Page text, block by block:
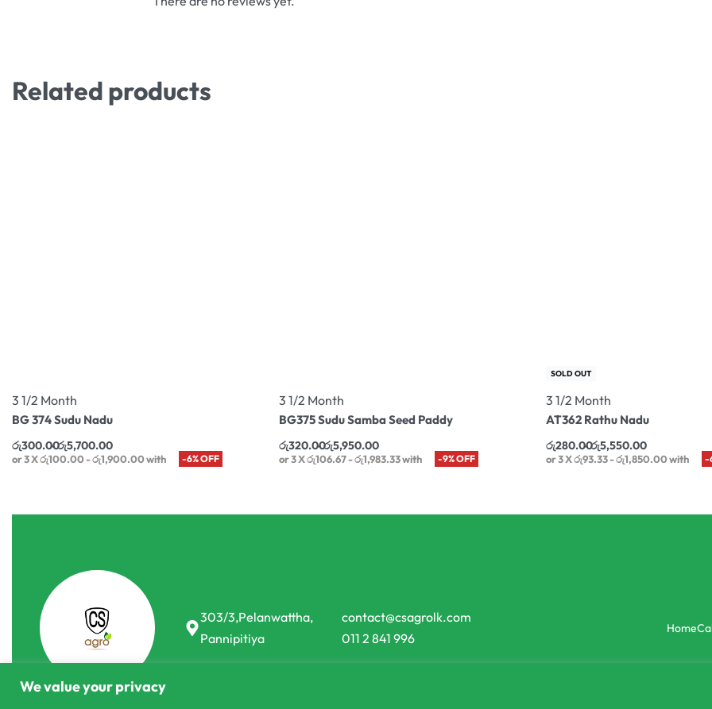
We value your privacy
Related products
3 1/2 Month
BG 374 Sudu Nadu
රු300.00රු5,700.00
or 3 Xරු100.00 - රු1,900.00with -6% OFF
3 1/2 Month
BG375 Sudu Samba Seed Paddy
රු320.00රු5,950.00
or 3 Xරු106.67 - රු1,983.33with -9% OFF
SOLD OUT
3 1/2 Month
AT362 Rathu Nadu
රු280.00රු5,550.00
or 3 Xරු93.33 - රු1,850.00with -
303/3,Pelanwattha,
Pannipitiya
contact@csagrolk.com
011 2 841 996
Home